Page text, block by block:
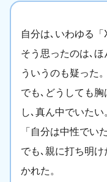
自分は､いわゆる「
そう思ったのは､
ういうのも疑った。
でも､どうしても
し､真ん中でいたい
「自分は中性でい
でも､親に打ち明
かれた。